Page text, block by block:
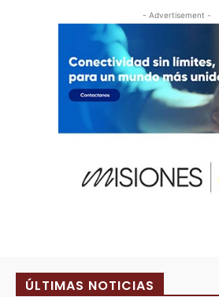
- Advertisement -
ÚLTIMAS NOTICIAS